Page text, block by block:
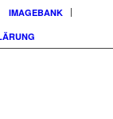
IMAGEBANK